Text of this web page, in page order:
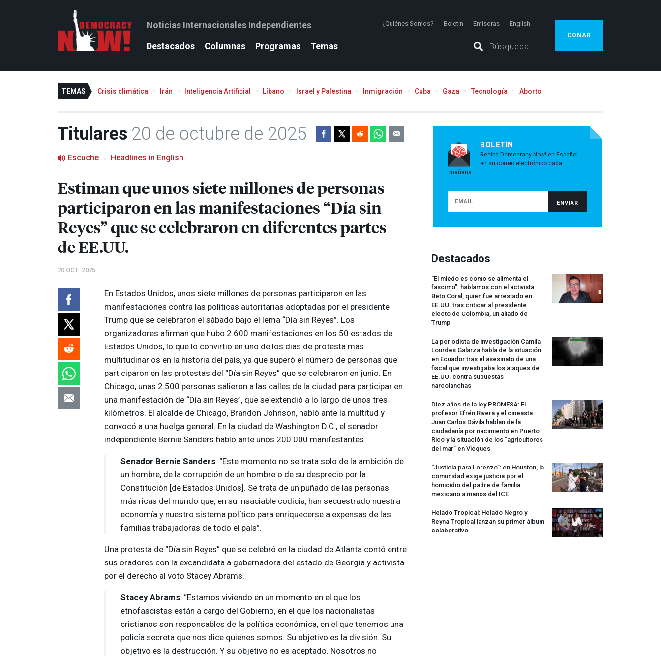
Noticias Internacionales Independientes ¿Quiénes Somos? Boletín Emisoras English
Destacados Columnas Programas Temas
DONAR
TEMAS Crisis climática Irán Inteligencia Artificial Líbano Israel y Palestina Inmigración Cuba Gaza Tecnología Aborto
Titulares 20 de octubre de 2025
Escuche Headlines in English
Estiman que unos siete millones de personas
participaron en las manifestaciones “Día sin
Reyes” que se celebraron en diferentes partes
de EE.UU.
20 OCT. 2025
En Estados Unidos, unos siete millones de personas participaron en las
manifestaciones contra las políticas autoritarias adoptadas por el presidente
Trump que se celebraron el sábado bajo el lema “Día sin Reyes”. Los
organizadores afirman que hubo 2.600 manifestaciones en los 50 estados de
Estados Unidos, lo que lo convirtió en uno de los días de protesta más
multitudinarios en la historia del país, ya que superó el número de personas que
participaron en las protestas del “Día sin Reyes” que se celebraron en junio. En
Chicago, unas 2.500 personas salieron a las calles de la ciudad para participar en
una manifestación de “Día sin Reyes”, que se extendió a lo largo de unos tres
kilómetros. El alcalde de Chicago, Brandon Johnson, habló ante la multitud y
convocó a una huelga general. En la ciudad de Washington D.C., el senador
independiente Bernie Sanders habló ante unos 200.000 manifestantes.
Senador Bernie Sanders: “Este momento no se trata solo de la ambición de
un hombre, de la corrupción de un hombre o de su desprecio por la
Constitución [de Estados Unidos]. Se trata de un puñado de las personas
más ricas del mundo que, en su insaciable codicia, han secuestrado nuestra
economía y nuestro sistema político para enriquecerse a expensas de las
familias trabajadoras de todo el país”.
Una protesta de “Día sin Reyes” que se celebró en la ciudad de Atlanta contó entre
sus oradores con la excandidata a gobernadora del estado de Georgia y activista
por el derecho al voto Stacey Abrams.
Stacey Abrams: “Estamos viviendo en un momento en el que los
etnofascistas están a cargo del Gobierno, en el que los nacionalistas
cristianos son responsables de la política económica, en el que tenemos una
policía secreta que nos dice quiénes somos. Su objetivo es la división. Su
objetivo es la destrucción. Y su objetivo no es aceptado. Nosotros no
BOLETÍN
Reciba Democracy Now! en Español
en su correo electrónico cada
mañana.
Destacados
“El miedo es como se alimenta el
fascimo”: hablamos con el activista
Beto Coral, quien fue arrestado en
EE.UU. tras criticar al presidente
electo de Colombia, un aliado de
Trump
La periodista de investigación Camila
Lourdes Galarza habla de la situación
en Ecuador tras el asesinato de una
fiscal que investigaba los ataques de
EE.UU. contra supuestas
narcolanchas
Diez años de la ley PROMESA: El
profesor Efrén Rivera y el cineasta
Juan Carlos Dávila hablan de la
ciudadanía por nacimiento en Puerto
Rico y la situación de los “agricultores
del mar” en Vieques
“Justicia para Lorenzo”: en Houston, la
comunidad exige justicia por el
homicidio del padre de familia
mexicano a manos del ICE
Helado Tropical: Helado Negro y
Reyna Tropical lanzan su primer álbum
colaborativo